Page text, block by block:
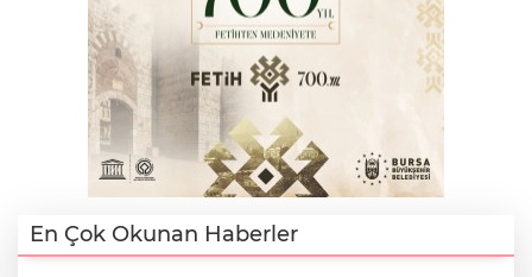
En Çok Okunan Haberler